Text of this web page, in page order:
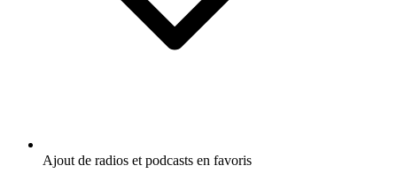
Ajout de radios et podcasts en favoris